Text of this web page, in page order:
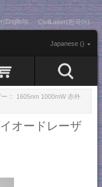
CivilLaser(한국어)
Japanese ()
:: 1605nm 1000mW 赤外
オードレーザ